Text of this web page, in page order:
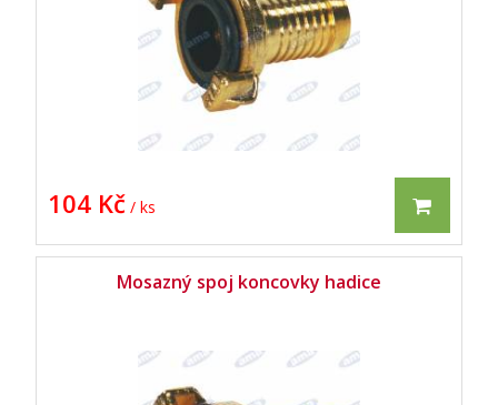
104 Kč / ks
Mosazný spoj koncovky hadice